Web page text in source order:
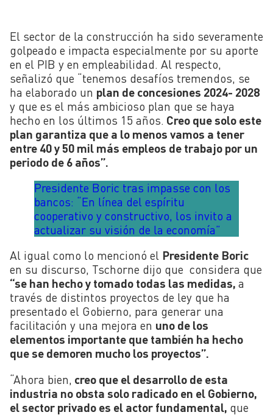
El sector de la construcción ha sido severamente
golpeado e impacta especialmente por su aporte
en el PIB y en empleabilidad. Al respecto,
señalizó que “tenemos desafíos tremendos, se
ha elaborado un plan de concesiones 2024- 2028
y que es el más ambicioso plan que se haya
hecho en los últimos 15 años. Creo que solo este
plan garantiza que a lo menos vamos a tener
entre 40 y 50 mil más empleos de trabajo por un
periodo de 6 años”.
Presidente Boric tras impasse con los
bancos: “En línea del espíritu
cooperativo y constructivo, los invito a
actualizar su visión de la economía”
Al igual como lo mencionó el Presidente Boric
en su discurso, Tschorne dijo que considera que
“se han hecho y tomado todas las medidas, a
través de distintos proyectos de ley que ha
presentado el Gobierno, para generar una
facilitación y una mejora en uno de los
elementos importante que también ha hecho
que se demoren mucho los proyectos”.
“Ahora bien, creo que el desarrollo de esta
industria no obsta solo radicado en el Gobierno,
el sector privado es el actor fundamental, que